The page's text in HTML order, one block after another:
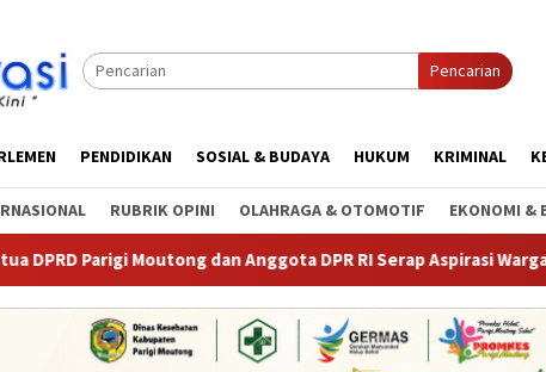
Pencarian
PENDIDIKAN SOSIAL & BUDAYA HUKUM KRIMINAL
RUBRIK OPINI OLAHRAGA & OTOMOTIF EKONOMI &
dan Anggota DPR RI Serap Aspirasi Warga Torue